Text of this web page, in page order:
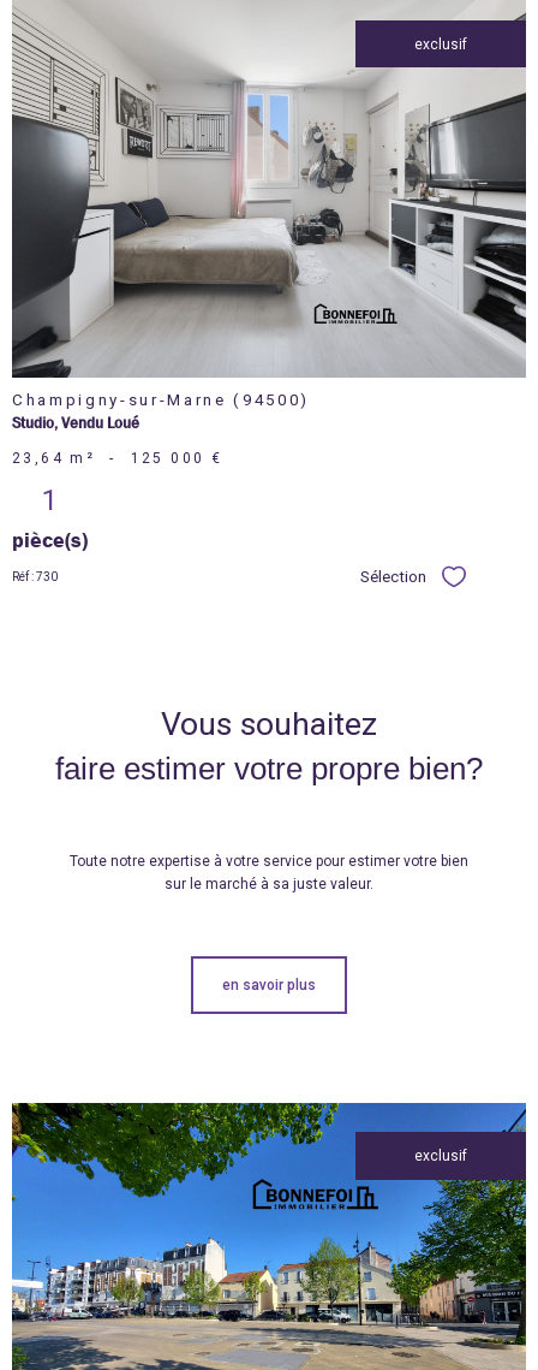
exclusif
voir le
bien
Champigny-sur-Marne (94500)
Studio, Vendu Loué
23,64 m² - 125 000 €
1
pièce(s)
Réf : 730 Sélection Sélectionner
Vous souhaitez
faire estimer votre propre bien?
Toute notre expertise à votre service pour estimer votre bien
sur le marché à sa juste valeur.
en savoir plus
exclusif
voir le
bien